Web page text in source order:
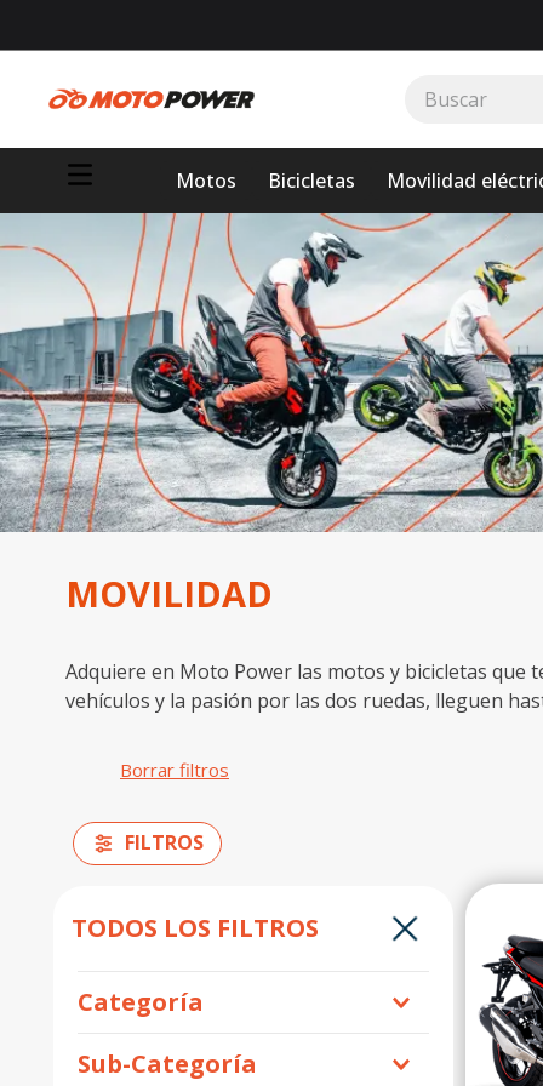
Motos Bicicletas Movilidad
MOVILIDAD
Adquiere en Moto Power las motos y bicicletas que
vehículos y la pasión por las dos ruedas, lleguen
FILTROS
TODOS LOS FILTROS
Categoría
Combustión
Eléctrica
Sub-Categoría
TÉRMINOS MÁS BUSCADOS
loncin
motor 1
scooter
4.
motos daytona
5.
suzuki
6.
motos
7.
factory
8.
dukare
9.
motos shineray